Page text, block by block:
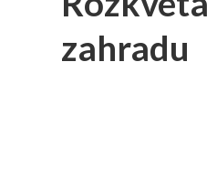
zahradu